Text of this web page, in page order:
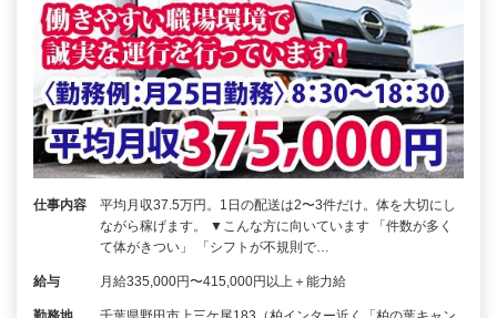
仕事内容
平均月収37.5万円。1日の配送は2〜3件だけ。体を大切にし
ながら稼げます。 ▼こんな方に向いています 「件数が多く
て体がきつい」 「シフトが不規則で…
給与 月給335,000円〜415,000円以上＋能力給